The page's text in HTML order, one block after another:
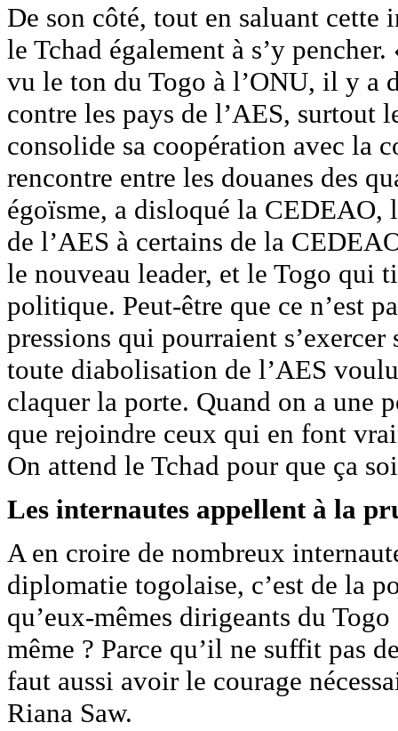
De son côté, tout en saluant
le Tchad également à s’y
vu le ton du Togo à l’ONU, il y a
contre les pays de l’AES, surtout
consolide sa coopération avec la
rencontre entre les douanes des
égoïsme, a disloqué la CEDEAO,
de l’AES à certains de la
le nouveau leader, et le Togo qui
politique. Peut-être que ce n’est
pressions qui pourraient
toute diabolisation de l’AES
claquer la porte. Quand on a une
que rejoindre ceux qui en font
On attend le Tchad pour que ça
Les internautes appellent à la
A en croire de nombreux
diplomatie togolaise, c’est de la
qu’eux-mêmes dirigeants du
même ? Parce qu’il ne suffit pas
faut aussi avoir le courage
Riana Saw.